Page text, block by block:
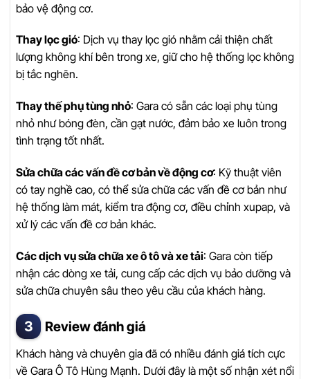
bảo vệ động cơ.
Thay lọc gió: Dịch vụ thay lọc gió nhằm cải thiện chất
lượng không khí bên trong xe, giữ cho hệ thống lọc không
bị tắc nghẽn.
Thay thế phụ tùng nhỏ: Gara có sẵn các loại phụ tùng
nhỏ như bóng đèn, cần gạt nước, đảm bảo xe luôn trong
tình trạng tốt nhất.
Sửa chữa các vấn đề cơ bản về động cơ: Kỹ thuật viên
có tay nghề cao, có thể sửa chữa các vấn đề cơ bản như
hệ thống làm mát, kiểm tra động cơ, điều chỉnh xupap, và
xử lý các vấn đề cơ bản khác.
Các dịch vụ sửa chữa xe ô tô và xe tải: Gara còn tiếp
nhận các dòng xe tải, cung cấp các dịch vụ bảo dưỡng và
sửa chữa chuyên sâu theo yêu cầu của khách hàng.
Review đánh giá
Khách hàng và chuyên gia đã có nhiều đánh giá tích cực
về Gara Ô Tô Hùng Mạnh. Dưới đây là một số nhận xét nổi